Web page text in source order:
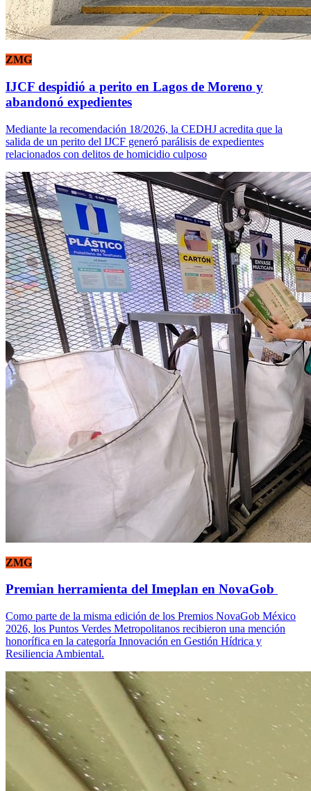
ZMG
IJCF despidió a perito en Lagos de Moreno y
abandonó expedientes
Mediante la recomendación 18/2026, la CEDHJ acredita que la
salida de un perito del IJCF generó parálisis de expedientes
relacionados con delitos de homicidio culposo
ZMG
Premian herramienta del Imeplan en NovaGob
Como parte de la misma edición de los Premios NovaGob México
2026, los Puntos Verdes Metropolitanos recibieron una mención
honorífica en la categoría Innovación en Gestión Hídrica y
Resiliencia Ambiental.